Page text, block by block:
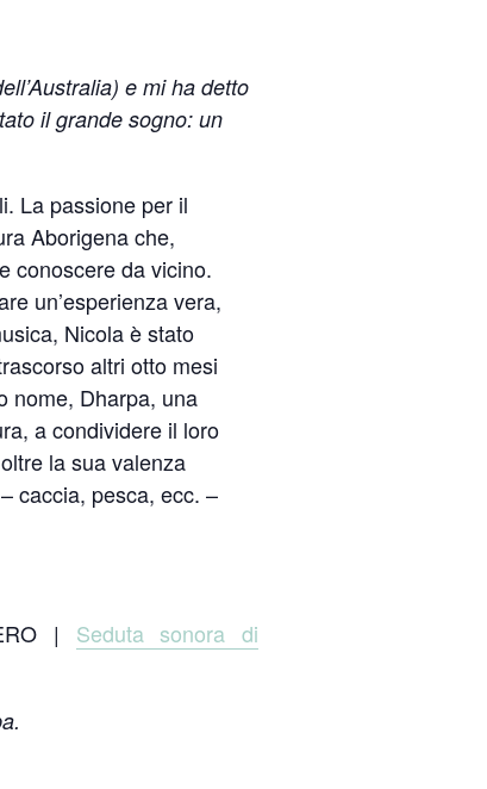
e mi ha detto
il grande sogno: un
La passione per il
Aborigena che,
conoscere da vicino.
un’esperienza vera,
Nicola è stato
altri otto mesi
nome, Dharpa, una
a condividere il loro
la sua valenza
caccia, pesca, ecc. –
| Seduta sonora di